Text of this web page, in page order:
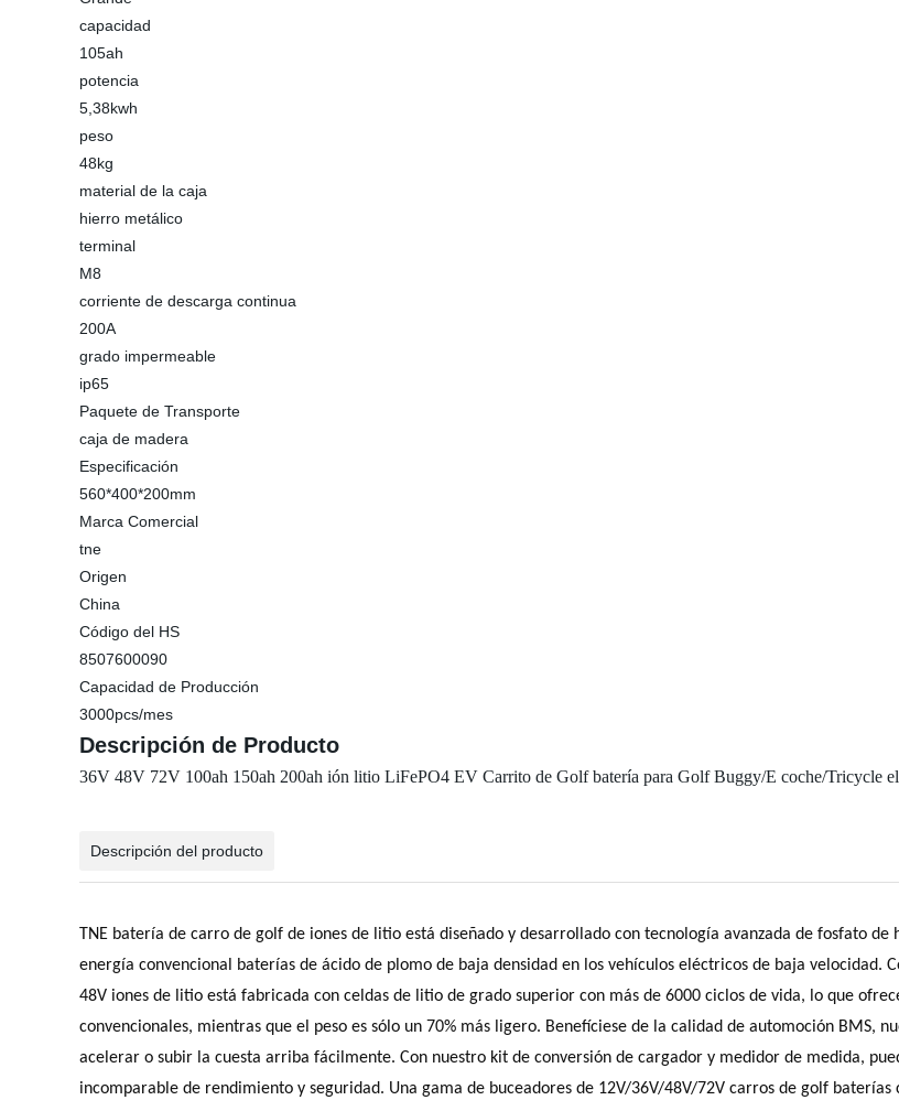
capacidad
105ah
potencia
5,38kwh
peso
48kg
material de la caja
hierro metálico
terminal
M8
corriente de descarga continua
200A
grado impermeable
ip65
Paquete de Transporte
caja de madera
Especificación
560*400*200mm
Marca Comercial
tne
Origen
China
Código del HS
8507600090
Capacidad de Producción
3000pcs/mes
Descripción de Producto
36V 48V 72V 100ah 150ah 200ah ión litio LiFePO4 EV Carrito de Golf batería para Golf Buggy/E coche/Tricycle
Descripción del producto
TNE batería de carro de golf de iones de litio está diseñado y desarrollado con tecnología avanzada de fosfato
energía convencional baterías de ácido de plomo de baja densidad en los vehículos eléctricos de baja
48V iones de litio está fabricada con celdas de litio de grado superior con más de 6000 ciclos de vida, lo que
convencionales, mientras que el peso es sólo un 70% más ligero. Benefíciese de la calidad de automoción BMS,
acelerar o subir la cuesta arriba fácilmente. Con nuestro kit de conversión de cargador y medidor de medida,
incomparable de rendimiento y seguridad. Una gama de buceadores de 12V/36V/48V/72V carros de golf baterías